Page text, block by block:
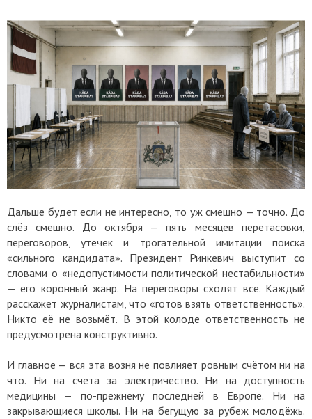
Дальше будет если не интересно, то уж смешно — точно. До
слёз смешно. До октября — пять месяцев перетасовки,
переговоров, утечек и трогательной имитации поиска
«сильного кандидата». Президент Ринкевич выступит со
словами о «недопустимости политической нестабильности»
— его коронный жанр. На переговоры сходят все. Каждый
расскажет журналистам, что «готов взять ответственность».
Никто её не возьмёт. В этой колоде ответственность не
предусмотрена конструктивно.
И главное — вся эта возня не повлияет ровным счётом ни на
что. Ни на счета за электричество. Ни на доступность
медицины — по-прежнему последней в Европе. Ни на
закрывающиеся школы. Ни на бегущую за рубеж молодёжь.